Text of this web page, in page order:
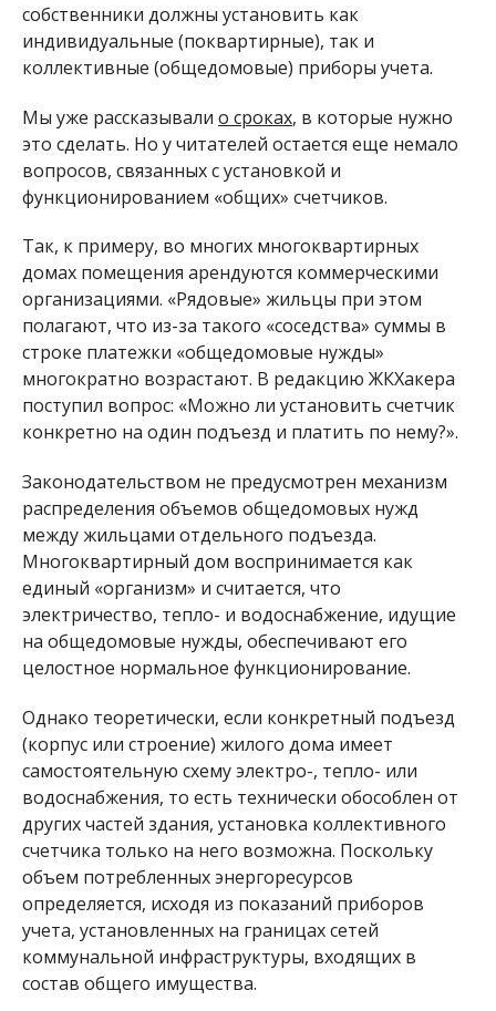
собственники должны установить как
индивидуальные (поквартирные), так и
коллективные (общедомовые) приборы учета.
Мы уже рассказывали о сроках, в которые нужно
это сделать. Но у читателей остается еще немало
вопросов, связанных с установкой и
функционированием «общих» счетчиков.
Так, к примеру, во многих многоквартирных
домах помещения арендуются коммерческими
организациями. «Рядовые» жильцы при этом
полагают, что из-за такого «соседства» суммы в
строке платежки «общедомовые нужды»
многократно возрастают. В редакцию ЖКХакера
поступил вопрос: «Можно ли установить счетчик
конкретно на один подъезд и платить по нему?».
Законодательством не предусмотрен механизм
распределения объемов общедомовых нужд
между жильцами отдельного подъезда.
Многоквартирный дом воспринимается как
единый «организм» и считается, что
электричество, тепло- и водоснабжение, идущие
на общедомовые нужды, обеспечивают его
целостное нормальное функционирование.
Однако теоретически, если конкретный подъезд
(корпус или строение) жилого дома имеет
самостоятельную схему электро-, тепло- или
водоснабжения, то есть технически обособлен от
других частей здания, установка коллективного
счетчика только на него возможна. Поскольку
объем потребленных энергоресурсов
определяется, исходя из показаний приборов
учета, установленных на границах сетей
коммунальной инфраструктуры, входящих в
состав общего имущества.